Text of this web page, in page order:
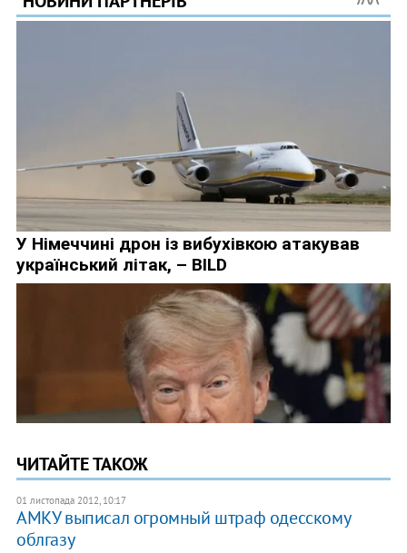
ЧИТАЙТЕ ТАКОЖ
01 листопада 2012, 10:17
АМКУ выписал огромный штраф одесскому
облгазу